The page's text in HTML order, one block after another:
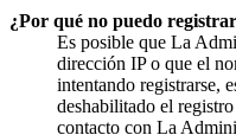
¿Por qué no puedo
Es posible que La
dirección IP o que el
intentando registrarse,
deshabilitado el
contacto con La